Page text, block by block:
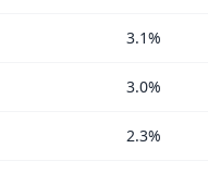
3.1%
3.0%
2.3%